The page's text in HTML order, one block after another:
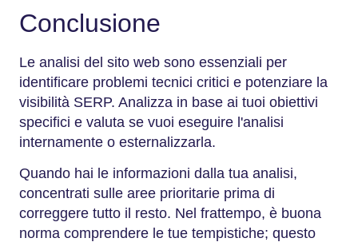
Conclusione
Le analisi del sito web sono essenziali per
identificare problemi tecnici critici e potenziare la
visibilità SERP. Analizza in base ai tuoi obiettivi
specifici e valuta se vuoi eseguire l'analisi
internamente o esternalizzarla.
Quando hai le informazioni dalla tua analisi,
concentrati sulle aree prioritarie prima di
correggere tutto il resto. Nel frattempo, è buona
norma comprendere le tue tempistiche; questo